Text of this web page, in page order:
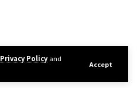
Privacy Policyand
Accept